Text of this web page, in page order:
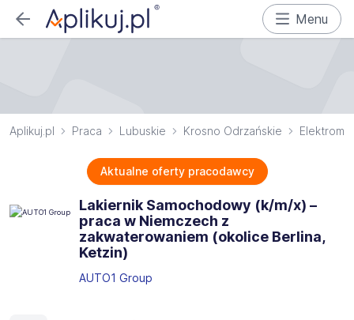
Menu
Aplikuj.pl Praca Lubuskie Krosno Odrzańskie
Aktualne oferty pracodawcy
Lakiernik Samochodowy (k/m/x) –
praca w Niemczech z
zakwaterowaniem (okolice Berlina,
Ketzin)
AUTO1 Group